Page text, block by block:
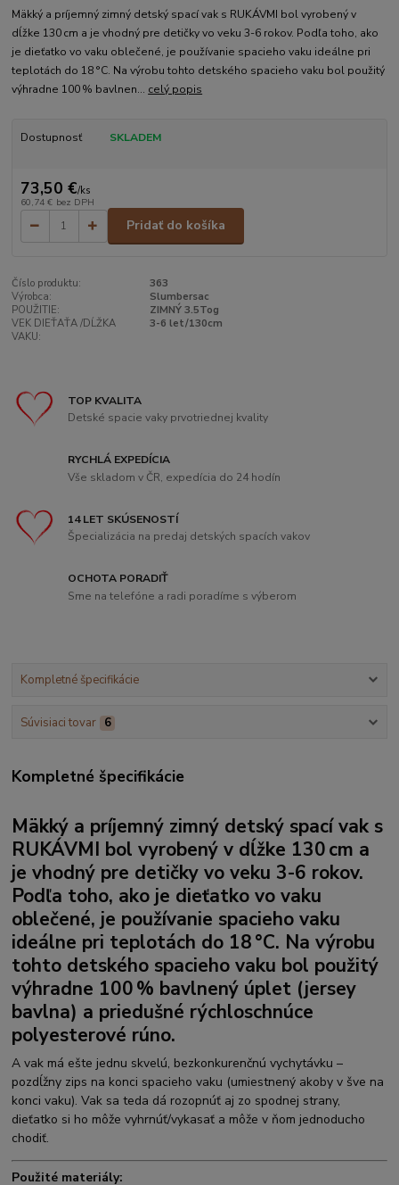
Mäkký a príjemný zimný detský spací vak s RUKÁVMI bol vyrobený v
dĺžke 130 cm a je vhodný pre detičky vo veku 3-6 rokov. Podľa toho, ako
je dieťatko vo vaku oblečené, je používanie spacieho vaku ideálne pri
teplotách do 18 °C. Na výrobu tohto detského spacieho vaku bol použitý
výhradne 100 % bavlnen... celý popis
Dostupnosť SKLADEM
73,50 €/ks
60,74 € bez DPH
Pridať do košíka
Číslo produktu:
363
Výrobca:
Slumbersac
POUŽITIE:
ZIMNÝ 3.5Tog
VEK DIEŤAŤA /DĹŽKA
VAKU:
3-6 let/130cm
TOP KVALITA
Detské spacie vaky prvotriednej kvality
RYCHLÁ EXPEDÍCIA
Vše skladom v ČR, expedícia do 24 hodín
14 LET SKÚSENOSTÍ
Špecializácia na predaj detských spacích vakov
OCHOTA PORADIŤ
Sme na telefóne a radi poradíme s výberom
Kompletné špecifikácie
Súvisiaci tovar 6
Kompletné špecifikácie
Mäkký a príjemný zimný detský spací vak s
RUKÁVMI bol vyrobený v dĺžke 130 cm a
je vhodný pre detičky vo veku 3-6 rokov.
Podľa toho, ako je dieťatko vo vaku
oblečené, je používanie spacieho vaku
ideálne pri teplotách do 18 °C. Na výrobu
tohto detského spacieho vaku bol použitý
výhradne 100 % bavlnený úplet (jersey
bavlna) a priedušné rýchloschnúce
polyesterové rúno.
A vak má ešte jednu skvelú, bezkonkurenčnú vychytávku –
pozdĺžny zips na konci spacieho vaku (umiestnený akoby v šve na
konci vaku). Vak sa teda dá rozopnúť aj zo spodnej strany,
dieťatko si ho môže vyhrnúť/vykasať a môže v ňom jednoducho
chodiť.
Použité materiály: